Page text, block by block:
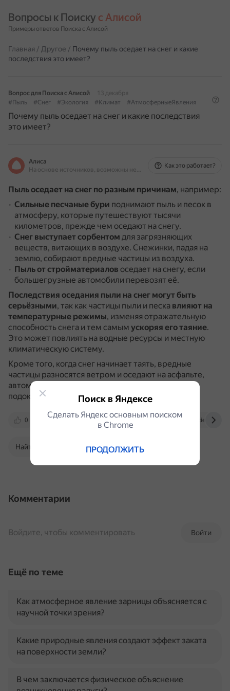
Вопросы к Поиску с Алисой
Примеры ответов Поиска с Алисой
Главная / Другое / Почему пыль оседает на снег и какие
последствия это имеет?
Вопрос для Поиска с Алисой
13 декабря
#Пыль
#Снег #Экология #Климат #АтмосферныеЯвления
Почему пыль оседает на снег и какие последствия
это имеет?
Алиса
На основе источников, возможны неточности
Как это работает?
Пыль оседает на снег по разным причинам, например:
Сильные песчаные бури поднимают пыль и песок в
атмосферу, которые путешествуют тысячи
километров, прежде чем оседают на снегу.
Снег выступает сорбентом для загрязняющих
веществ, витающих в воздухе. Снежинки, падая на
землю, собирают вредные частицы из воздуха.
Пыль от стройматериалов оседает на снегу, если
большегрузные автомобили перевозят её.
Последствия оседания пыли на снег могут быть
серьёзными, так как частицы пыли и песка влияют на
температурные режимы, изменяя отражательную
способность снега и тем самым ускоряя его таяние.
Это может повлиять на водные ресурсы и местную
климатическую систему.
Кроме того, когда снег начинает таять, вредные
частицы разносятся ветром и оседают на асфальте,
автомобилях, стенах домов, окнах, шторах,
подоконниках, одежде и коже человека.
0 dzen.ru naked-science.ru
Найти в Поиске
Комментарии
Войти
Войдите, чтобы комментировать
Ещё по теме
Как атмосферное явление зарницы объясняется с
научной точки зрения?
Какие природные явления создают эффект заката
на поверхности земли?
В чем заключается физическое объяснение
Поиск в Яндексе
Сделать Яндекс основным поиском
в Сhrome
ПРОДОЛЖИТЬ